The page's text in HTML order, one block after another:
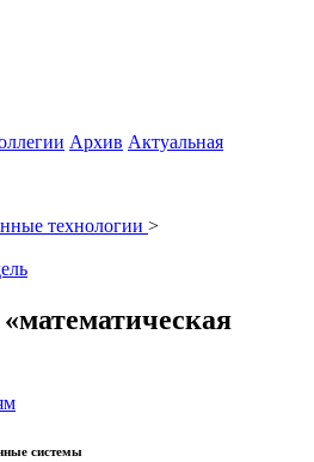
Архив Актуальная
технологии >
системы